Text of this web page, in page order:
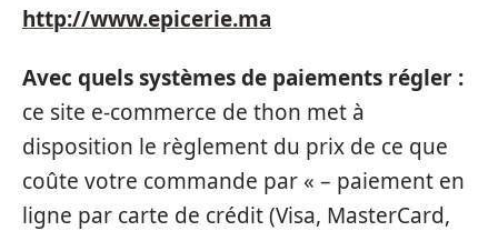
http://www.epicerie.ma
Avec quels systèmes de paiements régler :
ce site e-commerce de thon met à
disposition le règlement du prix de ce que
coûte votre commande par « – paiement en
ligne par carte de crédit (Visa, MasterCard,